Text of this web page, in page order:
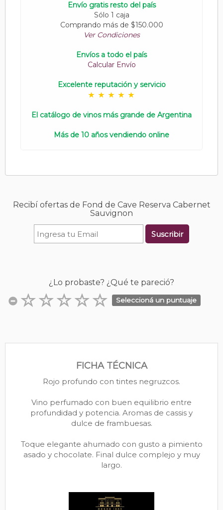
Envío gratis resto del país
Sólo 1 caja
Comprando más de $150.000
Ver Condiciones
Envíos a todo el país
Calcular Envío
Excelente reputación y servicio
El catálogo de vinos más grande de Argentina
Más de 10 años vendiendo online
Recibí ofertas de Fond de Cave Reserva Cabernet
Sauvignon
Suscribir
¿Lo probaste? ¿Qué te pareció?
Seleccioná un puntuaje
FICHA TÉCNICA
Rojo profundo con tintes negruzcos.
Vino perfumado con buen equilibrio entre
profundidad y potencia. Aromas de cassis y
dulce de frambuesas.
Toque elegante ahumado con gusto a pimiento
asado y chocolate. Final dulce complejo y muy
largo.